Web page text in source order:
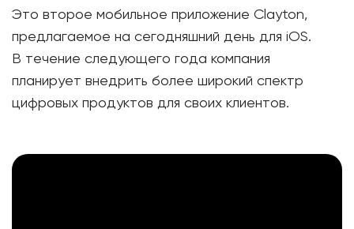
Это второе мобильное приложение Clayton,
предлагаемое на сегодняшний день для iOS.
В течение следующего года компания
планирует внедрить более широкий спектр
цифровых продуктов для своих клиентов.